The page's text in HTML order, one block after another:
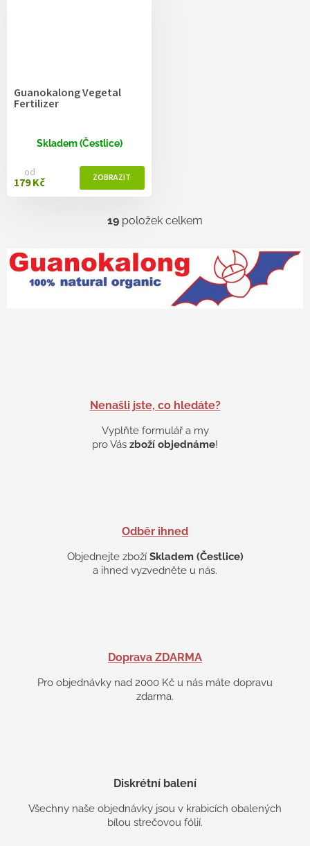
Guanokalong Vegetal
Fertilizer
Skladem (Čestlice)
od
179 Kč
O
á
d
a
ý
i
s
19 položek celkem
Nenašli jste, co hledáte?
Vyplňte formulář a my
pro Vás zboží objednáme!
Odběr ihned
Objednejte zboží Skladem (Čestlice)
a ihned vyzvedněte u nás.
Doprava ZDARMA
Pro objednávky nad 2000 Kč u nás máte dopravu
zdarma.
Diskrétní balení
Všechny naše objednávky jsou v krabicích obalených
bílou strečovou fólií.